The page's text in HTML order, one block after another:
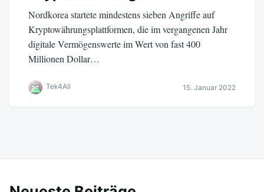
Nordkorea startete mindestens sieben Angriffe auf
Kryptowährungsplattformen, die im vergangenen Jahr
digitale Vermögenswerte im Wert von fast 400
Millionen Dollar…
Tek4All 15. Januar 2022